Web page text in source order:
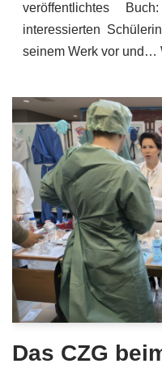
veröffentlichtes
interessierten
seinem Werk vor und…
Das CZG